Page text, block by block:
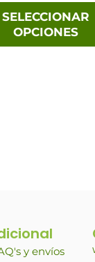
SELECCIONAR
OPCIONES
y envíos